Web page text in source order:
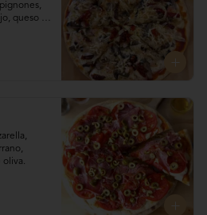
queso
oliva.